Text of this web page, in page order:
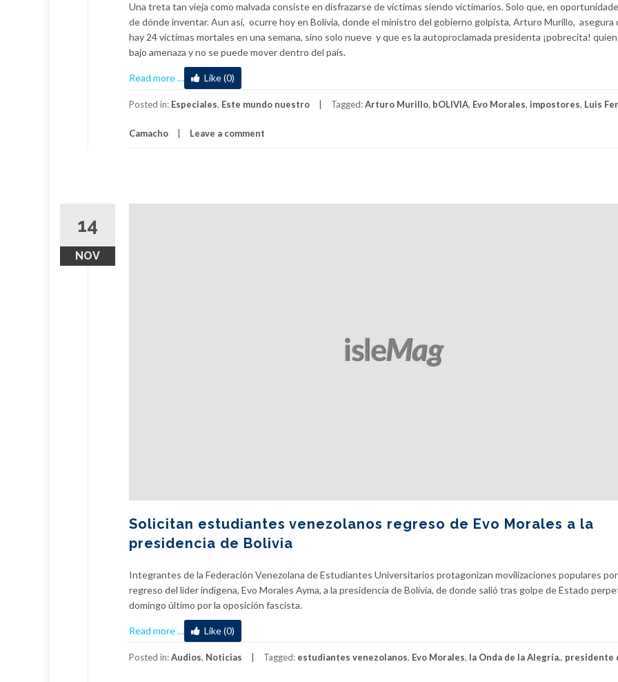
Una treta tan vieja como malvada consiste en disfrazarse de víctimas siendo victimarios. Solo que, en
de dónde inventar. Aun así, ocurre hoy en Bolivia, donde el ministro del gobierno golpista, Arturo Murillo, asegura
hay 24 víctimas mortales en una semana, sino solo nueve y que es la autoproclamada presidenta ¡pobrecita!
bajo amenaza y no se puede mover dentro del país.
Read more
about
De
tinieblas
silencios
… Like (0)
Posted in: Especiales, Este mundo nuestro Tagged:Arturo Murillo, bOLIVIA, Evo Morales, impostores, Luis
Camacho Leave a comment
14
NOV
Solicitan estudiantes venezolanos regreso de Evo Morales a la
presidencia de Bolivia
Integrantes de la Federación Venezolana de Estudiantes Universitarios protagonizan movilizaciones populares
regreso del líder indígena, Evo Morales Ayma, a la presidencia de Bolivia, de donde salió tras golpe de Estado
domingo último por la oposición fascista.
Read more
about
Solicitan
estudiantes
… Like (0)
Posted in:Audios, Noticias Tagged: estudiantes venezolanos, Evo Morales, la Onda de la Alegría., presidente